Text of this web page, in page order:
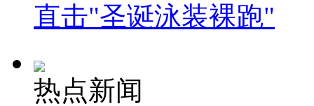
直击"圣诞泳装裸跑"
热点新闻